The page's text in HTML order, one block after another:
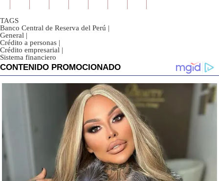
TAGS
Banco Central de Reserva del Perú |
General |
Crédito a personas |
Crédito empresarial |
Sistema financiero